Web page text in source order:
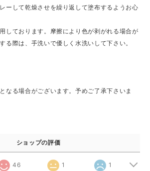
ーして乾燥させを繰り返して塗布するようお心
しております。摩擦により色が剥がれる場合が
る際は、手洗いで優しく水洗いして下さい。
なる場合がございます。予めご了承下さいま
ショップの評価
46 1 1